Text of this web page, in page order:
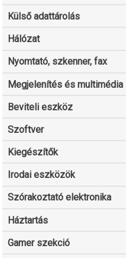
Külső adattárolás
Hálózat
Nyomtató, szkenner, fax
Megjelenítés és multimédia
Beviteli eszköz
Szoftver
Kiegészítők
Irodai eszközök
Szórakoztató elektronika
Háztartás
Gamer szekció